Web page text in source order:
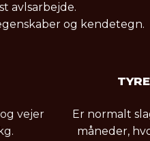
avlsarbejde.
og kendetegn.​
vejer
​Er normalt
måneder,